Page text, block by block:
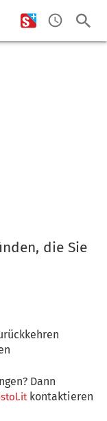
die Sie
Dann
kontaktieren